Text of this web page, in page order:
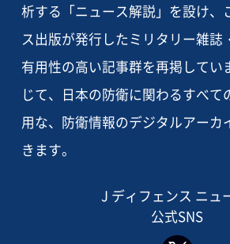
析する「ニュース解説」を設け、
ス出版が発行したミリタリー雑誌
有用性の高い記事群を再掲してい
じて、日本の防衛に関わるすべて
用な、防衛情報のデジタルアーカ
きます。
J ディフェンス ニュ
公式SNS